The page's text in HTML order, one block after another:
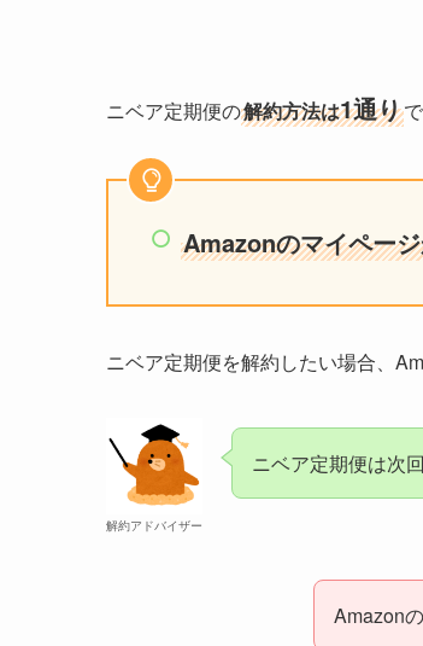
ニベア定期便の解約方法は1通り
Amazonのマイペー
ニベア定期便を解約したい場合、
解約アドバイザー
ニベア定期便は次
Amazon